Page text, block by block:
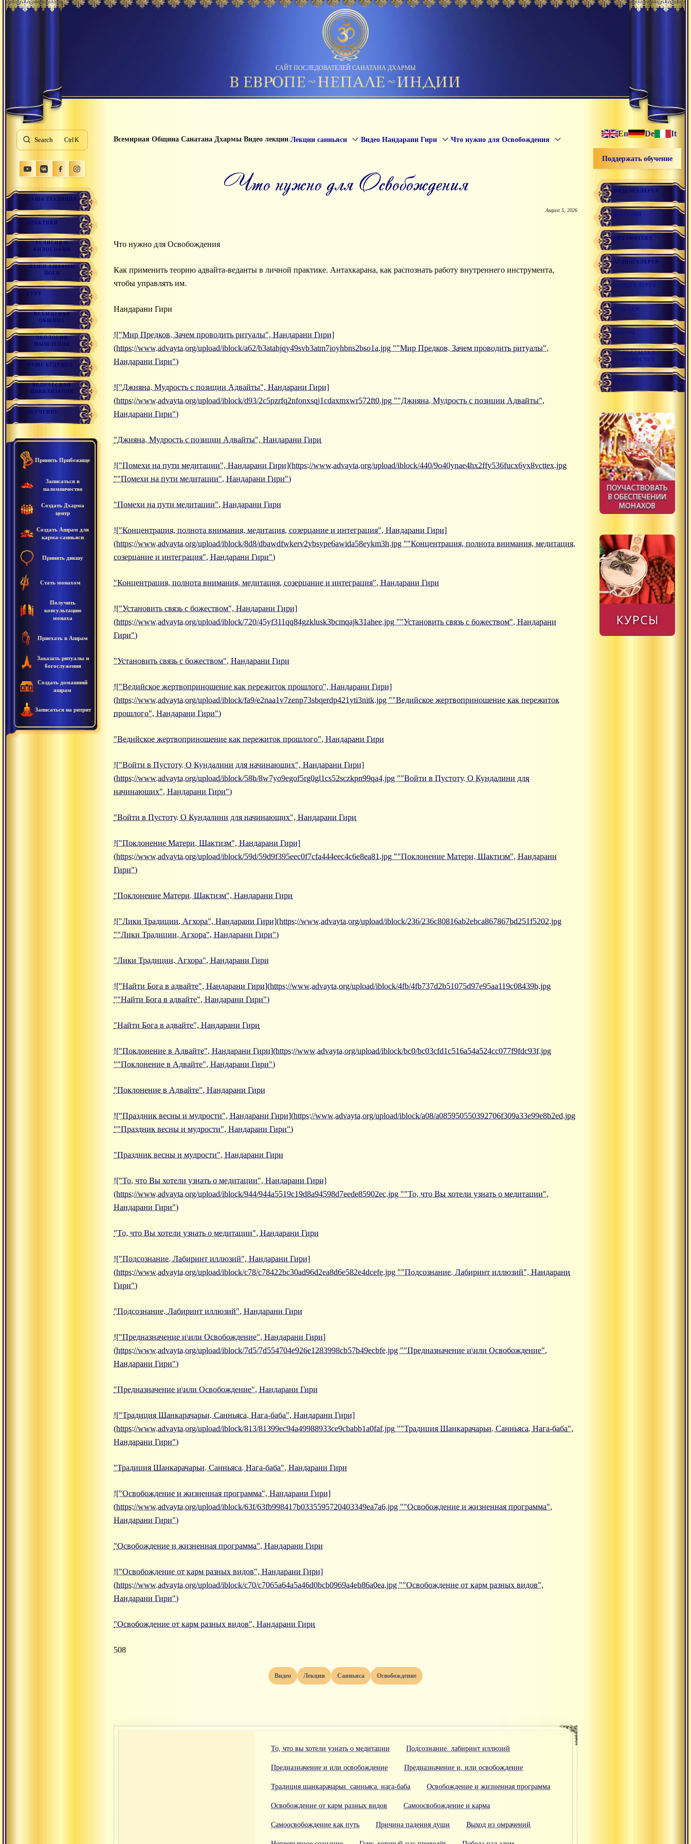
САЙТ ПОСЛЕДОВАТЕЛЕЙ САНАТАНА ДХАРМЫ
Search K
НАША ТРАДИЦИЯ
ПРАКТИКИ
РЕЛИГИЯ И
ФИЛОСОФИЯ
НАШИ АШРАМЫ
ЙОГИ
ГУРУ
ВСЕМИРНАЯ
ОБЩИНА
ЭКОЛОГИЯ
МЫШЛЕНИЯ
НАШЕ БУДУЩЕЕ
ВЕДИЧЕСКАЯ
ЦИВИЛИЗАЦИЯ
ОБУЧЕНИЕ
Принять Прибежище
Записаться в
паломничество
Создать Дхарма
центр
Создать Ашрам для
карма-санньяси
Принять дикшу
Стать монахом
Получить
консультацию
монаха
Приехать в Ашрам
Заказать ритуалы и
богослужения
Создать домашний
ашрам
Записаться на ритрит
Всемирная Община Санатана Дхармы/Видео лекции/Лекции санньяси /Видео Нандарани Гири /Что нужно для Освобождения
Что нужно для Освобождения
August 5, 2026
Что нужно для Освобождения
Как применить теорию адвайта-веданты в личной практике. Антахкарана, как распознать работу внутреннего инструмента,
чтобы управлять им.
Нандарани Гири
!["Мир Предков. Зачем проводить ритуалы", Нандарани Гири]
(https://www.advayta.org/upload/iblock/a62/b3atahjqy49svb3atm7ioyhbns2bso1a.jpg ""Мир Предков. Зачем проводить ритуалы",
Нандарани Гири")
!["Джняна. Мудрость с позиции Адвайты", Нандарани Гири]
(https://www.advayta.org/upload/iblock/d93/2c5pzrfq2nfonxsqj1cdaxmxwr572ft0.jpg ""Джняна. Мудрость с позиции Адвайты",
Нандарани Гири")
"Джняна. Мудрость с позиции Адвайты", Нандарани Гири
!["Помехи на пути медитации", Нандарани Гири](https://www.advayta.org/upload/iblock/440/9o40ynae4hx2ffy536fucx6yx8vcttex.jpg
""Помехи на пути медитации", Нандарани Гири")
"Помехи на пути медитации", Нандарани Гири
!["Концентрация, полнота внимания, медитация, созерцание и интеграция", Нандарани Гири]
(https://www.advayta.org/upload/iblock/8d8/dbawdfwkerv2ybsype6awida58eykm3h.jpg ""Концентрация, полнота внимания, медитация,
созерцание и интеграция", Нандарани Гири")
"Концентрация, полнота внимания, медитация, созерцание и интеграция", Нандарани Гири
!["Установить связь с божеством", Нандарани Гири]
(https://www.advayta.org/upload/iblock/720/45yf311qq84gzklusk3bcmqajk31ahee.jpg ""Установить связь с божеством", Нандарани
Гири")
"Установить связь с божеством", Нандарани Гири
!["Ведийское жертвоприношение как пережиток прошлого", Нандарани Гири]
(https://www.advayta.org/upload/iblock/fa9/e2naa1v7zenp73sbqerdp421yti3nitk.jpg ""Ведийское жертвоприношение как пережиток
прошлого", Нандарани Гири")
"Ведийское жертвоприношение как пережиток прошлого", Нандарани Гири
!["Войти в Пустоту. О Кундалини для начинающих", Нандарани Гири]
(https://www.advayta.org/upload/iblock/58b/8w7yo9egof5rg0gl1cs52sczkpn99qa4.jpg ""Войти в Пустоту. О Кундалини для
начинающих", Нандарани Гири")
"Войти в Пустоту. О Кундалини для начинающих", Нандарани Гири
!["Поклонение Матери. Шактизм", Нандарани Гири]
(https://www.advayta.org/upload/iblock/59d/59d9f395eec0f7cfa444eec4c6e8ea81.jpg ""Поклонение Матери. Шактизм", Нандарани
Гири")
"Поклонение Матери. Шактизм", Нандарани Гири
!["Лики Традиции. Агхора", Нандарани Гири](https://www.advayta.org/upload/iblock/236/236c80816ab2ebca867867bd251f5202.jpg
""Лики Традиции. Агхора", Нандарани Гири")
"Лики Традиции. Агхора", Нандарани Гири
!["Найти Бога в адвайте", Нандарани Гири](https://www.advayta.org/upload/iblock/4fb/4fb737d2b51075d97e95aa119c08439b.jpg
""Найти Бога в адвайте", Нандарани Гири")
"Найти Бога в адвайте", Нандарани Гири
!["Поклонение в Адвайте", Нандарани Гири](https://www.advayta.org/upload/iblock/bc0/bc03cfd1c516a54a524cc077f9fdc93f.jpg
""Поклонение в Адвайте", Нандарани Гири")
"Поклонение в Адвайте", Нандарани Гири
!["Праздник весны и мудрости", Нандарани Гири](https://www.advayta.org/upload/iblock/a08/a085950550392706f309a33e99e8b2ed.jpg
""Праздник весны и мудрости", Нандарани Гири")
"Праздник весны и мудрости", Нандарани Гири
!["То, что Вы хотели узнать о медитации", Нандарани Гири]
(https://www.advayta.org/upload/iblock/944/944a5519c19d8a94598d7eede85902ec.jpg ""То, что Вы хотели узнать о медитации",
Нандарани Гири")
"То, что Вы хотели узнать о медитации", Нандарани Гири
!["Подсознание. Лабиринт иллюзий", Нандарани Гири]
(https://www.advayta.org/upload/iblock/c78/c78422bc30ad96d2ea8d6e582e4dcefe.jpg ""Подсознание. Лабиринт иллюзий", Нандарани
Гири")
"Подсознание. Лабиринт иллюзий", Нандарани Гири
!["Предназначение и\или Освобождение", Нандарани Гири]
(https://www.advayta.org/upload/iblock/7d5/7d554704e926e1283998cb57b49ecbfe.jpg ""Предназначение и\или Освобождение",
Нандарани Гири")
"Предназначение и\или Освобождение", Нандарани Гири
!["Традиция Шанкарачарьи. Санньяса. Нага-баба", Нандарани Гири]
(https://www.advayta.org/upload/iblock/813/81399ec94a49988933ce9cbabb1a0faf.jpg ""Традиция Шанкарачарьи. Санньяса. Нага-баба",
Нандарани Гири")
"Традиция Шанкарачарьи. Санньяса. Нага-баба", Нандарани Гири
!["Освобождение и жизненная программа", Нандарани Гири]
(https://www.advayta.org/upload/iblock/63f/63fb998417b0335595720403349ea7a6.jpg ""Освобождение и жизненная программа",
Нандарани Гири")
"Освобождение и жизненная программа", Нандарани Гири
!["Освобождение от карм разных видов", Нандарани Гири]
(https://www.advayta.org/upload/iblock/c70/c7065a64a5a46d0bcb0969a4eb86a0ea.jpg ""Освобождение от карм разных видов",
Нандарани Гири")
"Освобождение от карм разных видов", Нандарани Гири
508
Видео Лекции Санньяса Освобождение
То, что вы хотели узнать о медитации Подсознание. лабиринт иллюзий
Предназначение и или освобождение Предназначение и, или освобождение
Традиция шанкарачарьи. санньяса. нага-баба Освобождение и жизненная программа
Освобождение от карм разных видов Самоосвобождение и карма
Самоосвобождение как путь Причина падения души Выход из омрачений
En De It
Поддержать обучение
ВИДЕОГАЛЕРЕЯ
МАГАЗИН
БИБЛИОТЕКА
АУДИОГАЛЕРЕЯ
ФОТОГАЛЕРЕЯ
ССЫЛКИ
ФОРУМ
РАССЫЛКА
НОВОСТЕЙ
РАДИО